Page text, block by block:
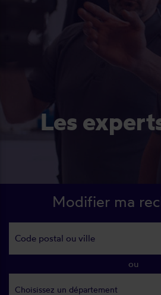
Les experts du volet
Modifier ma
ou
Choisissez un département